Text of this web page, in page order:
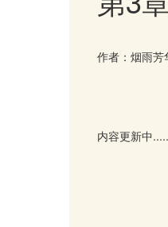
作者：烟雨芳
内容更新中